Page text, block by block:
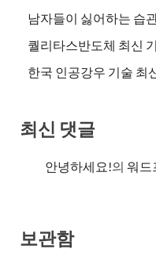
남자들이 싫어하는 습
퀄리타스반도체 최신
한국 인공강우 기술 최
최신 댓글
안녕하세요!의 워드
보관함